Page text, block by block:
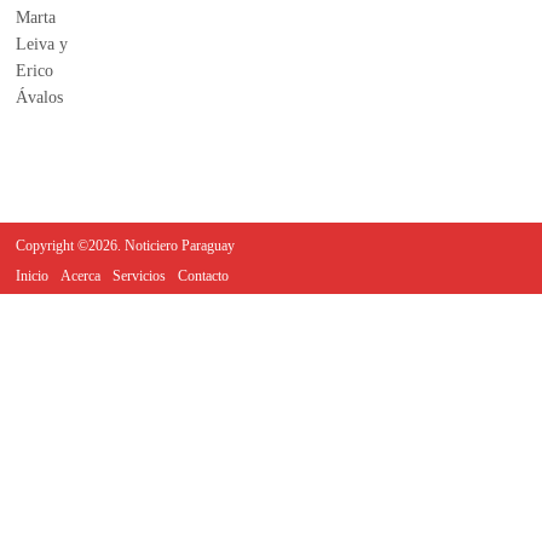
Copyright ©2026. Noticiero Paraguay
Inicio
Acerca Servicios Contacto